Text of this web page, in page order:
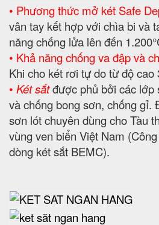
• Phương thức mở két Safe
vân tay kết hợp với chìa bi và
năng chống lửa lên đến
• Khả năng chống va đập và
Khi cho két rơi tự do từ độ cao
• Két sắtđược phủ bởi các lớp
và chống bong sơn, chống gỉ.
sơn lót chuyên dùng cho Tàu
vùng ven biển Việt Nam
dòng két sắt BEMC).